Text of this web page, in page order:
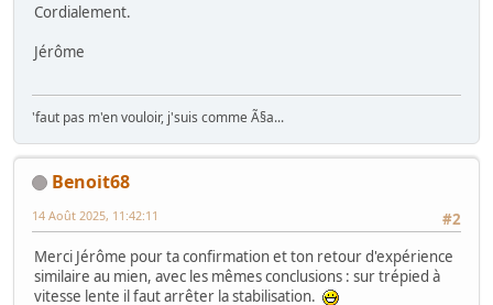
Cordialement.
Jérôme
'faut pas m'en vouloir, j'suis comme Ã§a...
Benoit68
#2
14 Août 2025, 11:42:11
Merci Jérôme pour ta confirmation et ton retour d'expérience
similaire au mien, avec les mêmes conclusions : sur trépied à
vitesse lente il faut arrêter la stabilisation.